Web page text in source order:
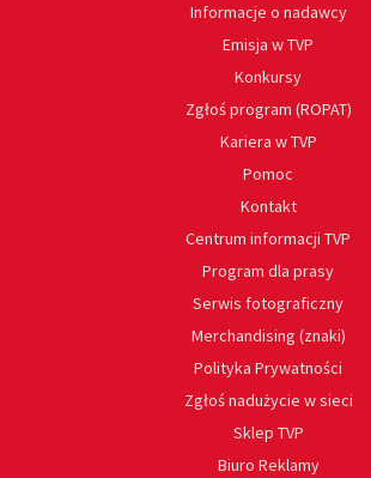
Informacje o nadawcy
Emisja w TVP
Konkursy
Zgłoś program (ROPAT)
Kariera w TVP
Pomoc
Kontakt
Centrum informacji TVP
Program dla prasy
Serwis fotograficzny
Merchandising (znaki)
Polityka Prywatności
Zgłoś nadużycie w sieci
Sklep TVP
Biuro Reklamy